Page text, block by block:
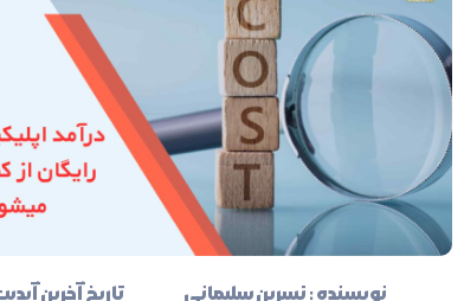
نویسنده :نسرین سلیمانی تاریخ آخرین آپدیت : ۸ مرداد